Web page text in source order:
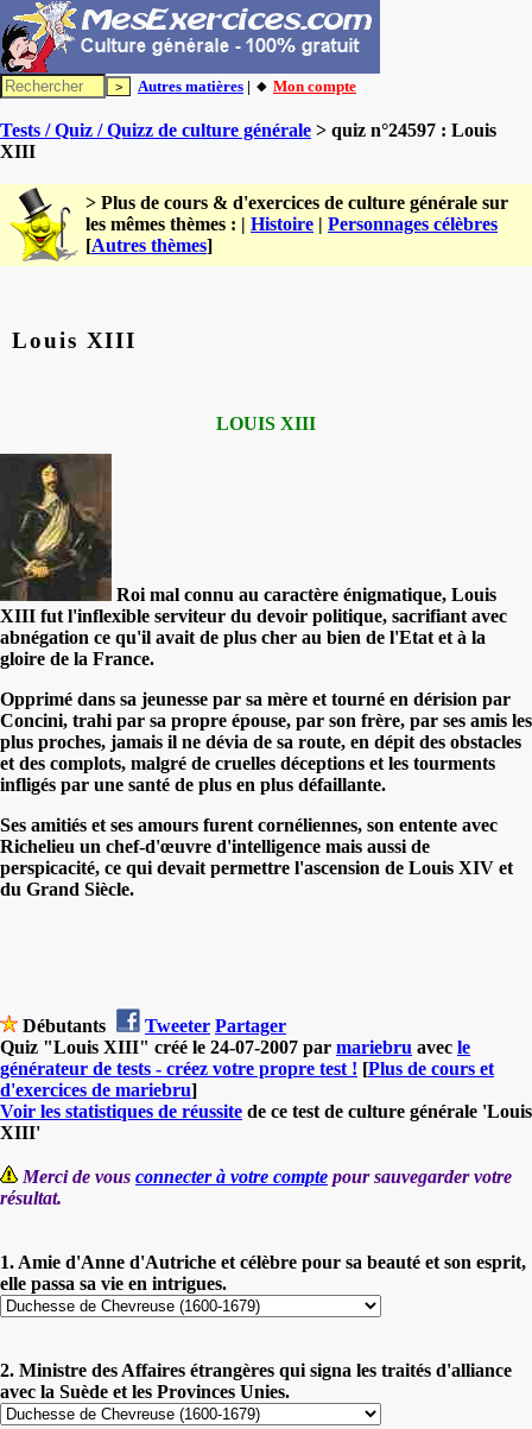
Autres matières | 🔸 Mon compte
Tests / Quiz / Quizz de culture générale > quiz n°24597 : Louis
XIII
> Plus de cours & d'exercices de culture générale sur
les mêmes thèmes : | Histoire | Personnages célèbres
[Autres thèmes]
Louis XIII
LOUIS XIII
Roi mal connu au caractère énigmatique, Louis
XIII fut l'inflexible serviteur du devoir politique, sacrifiant avec
abnégation ce qu'il avait de plus cher au bien de l'Etat et à la
gloire de la France.
Opprimé dans sa jeunesse par sa mère et tourné en dérision par
Concini, trahi par sa propre épouse, par son frère, par ses amis les
plus proches, jamais il ne dévia de sa route, en dépit des obstacles
et des complots, malgré de cruelles déceptions et les tourments
infligés par une santé de plus en plus défaillante.
Ses amitiés et ses amours furent cornéliennes, son entente avec
Richelieu un chef-d'œuvre d'intelligence mais aussi de
perspicacité, ce qui devait permettre l'ascension de Louis XIV et
du Grand Siècle.
Débutants Tweeter Partager
Quiz "Louis XIII" créé le 24-07-2007 par mariebru avec le
générateur de tests - créez votre propre test ! [Plus de cours et
d'exercices de mariebru]
Voir les statistiques de réussite de ce test de culture générale 'Louis
XIII'
Merci de vous connecter à votre compte pour sauvegarder votre
résultat.
1. Amie d'Anne d'Autriche et célèbre pour sa beauté et son esprit,
elle passa sa vie en intrigues.
2. Ministre des Affaires étrangères qui signa les traités d'alliance
avec la Suède et les Provinces Unies.